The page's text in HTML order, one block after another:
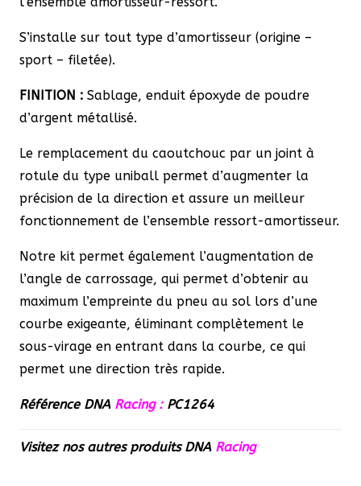
S’installe sur tout type d’amortisseur (origine –
sport – filetée).
FINITION : Sablage, enduit époxyde de poudre
d’argent métallisé.
Le remplacement du caoutchouc par un joint à
rotule du type uniball permet d’augmenter la
précision de la direction et assure un meilleur
fonctionnement de l’ensemble ressort-amortisseur.
Notre kit permet également l’augmentation de
l’angle de carrossage, qui permet d’obtenir au
maximum l’empreinte du pneu au sol lors d’une
courbe exigeante, éliminant complètement le
sous-virage en entrant dans la courbe, ce qui
permet une direction très rapide.
Référence DNA Racing :PC1264
Visitez nos autres produitsDNA Racing